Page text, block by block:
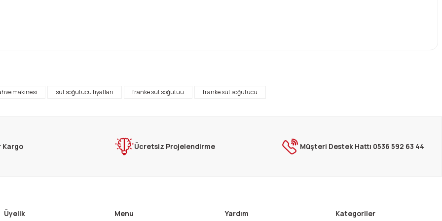
makinesi süt soğutucu fiyatları franke süt soğutuu franke süt soğutucu
Kargo Ücretsiz Projelendirme Müşteri Destek Hattı 0536 592 63 44
Üyelik Menu Yardım Kategoriler